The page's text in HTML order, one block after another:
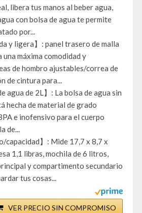
libera tus manos al beber agua,
con bolsa de agua te permite
por...
y ligera】: panel trasero de malla
máxima comodidad y
de hombro ajustables/correa de
de cintura para...
agua de 2L】: La bolsa de agua sin
hecha de material de grado
e inofensivo para el cuerpo
de...
capacidad】: Mide 17,7 x 8,7 x
1,1 libras, mochila de 6 litros,
y compartimento secundario
tus cosas...
VER PRECIO SIN COMPROMISO